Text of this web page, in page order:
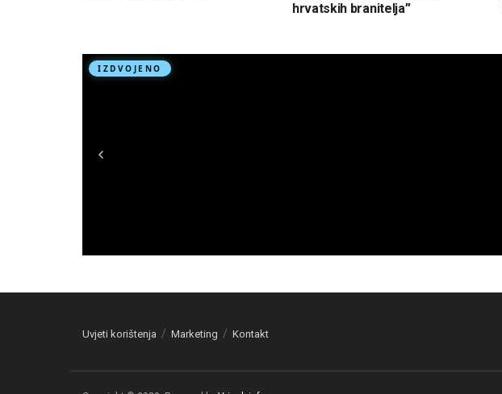
hrvatskih branitelja”
Uvjeti korištenja Marketing Kontakt